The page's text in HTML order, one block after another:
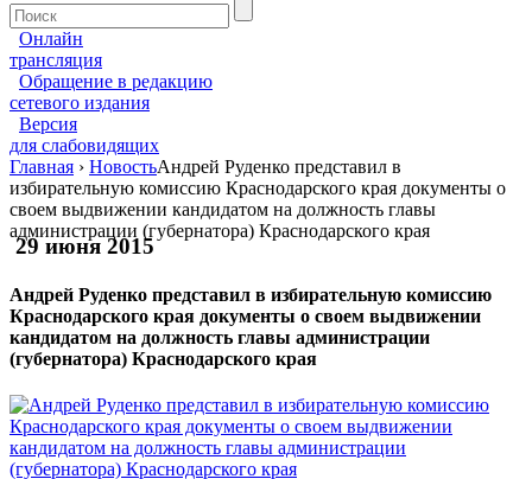
Онлайн
трансляция
Обращение в редакцию
сетевого издания
Версия
для слабовидящих
Главная › НовостьАндрей Руденко представил в
избирательную комиссию Краснодарского края документы о
своем выдвижении кандидатом на должность главы
администрации (губернатора) Краснодарского края
29 июня 2015
Андрей Руденко представил в избирательную комиссию
Краснодарского края документы о своем выдвижении
кандидатом на должность главы администрации
(губернатора) Краснодарского края